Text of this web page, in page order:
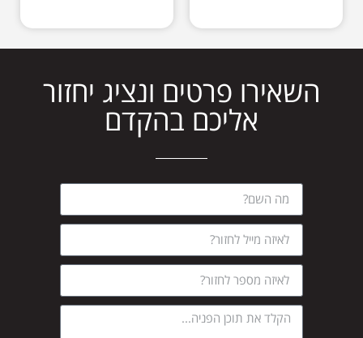
השאירו פרטים ונציג יחזור
אליכם בהקדם